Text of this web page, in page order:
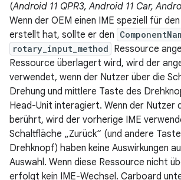
(Android 11 QPR3, Android 11 Car,
Wenn der OEM einen IME speziell für
erstellt hat, sollte er den
rotary_input_method Ressource
Ressource überlagert wird, wird der
verwendet, wenn der Nutzer über die
Drehung und mittlere Taste des
Head-Unit interagiert. Wenn der Nutzer
berührt, wird der vorherige IME
Schaltfläche „Zurück“ (und andere
Drehknopf) haben keine Auswirkungen
Auswahl. Wenn diese Ressource nicht
erfolgt kein IME-Wechsel. Carboard